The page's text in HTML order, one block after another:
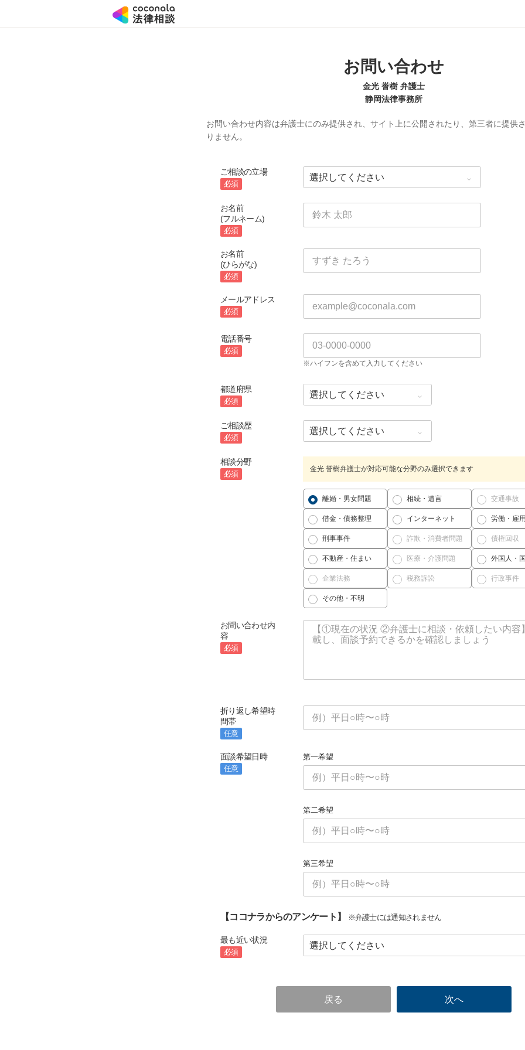
お問い合わせ
金光 誉樹 弁護士
静岡法律事務所
お問い合わせ内容は弁護士にのみ提供され、サイト上に公開されたり、第三者に提供
りません。
ご相談の立場
必須
お名前
(フルネーム)
必須
お名前
(ひらがな)
必須
メールアドレス
必須
電話番号
必須
※ハイフンを含めて入力してください
都道府県
必須
ご相談歴
必須
相談分野
必須
金光 誉樹弁護士が対応可能な分野のみ選択できます
離婚・男女問題 相続・遺言 交通事故
借金・債務整理 インターネット 労働・雇
刑事事件 詐欺・消費者問題 債権回収
不動産・住まい 医療・介護問題 外国人・
企業法務 税務訴訟 行政事件
その他・不明
お問い合わせ内
容
必須
折り返し希望時
間帯
任意
面談希望日時
任意
第一希望
第二希望
第三希望
【ココナラからのアンケート】 ※弁護士には通知されません
最も近い状況
必須